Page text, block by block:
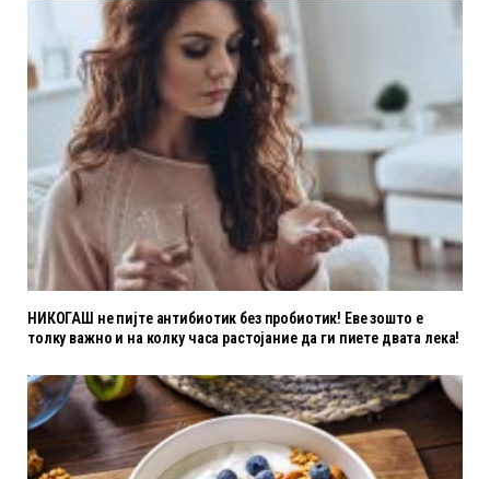
НИКОГАШ не пијте антибиотик без пробиотик! Еве зошто е
толку важно и на колку часа растојание да ги пиете двата лека!